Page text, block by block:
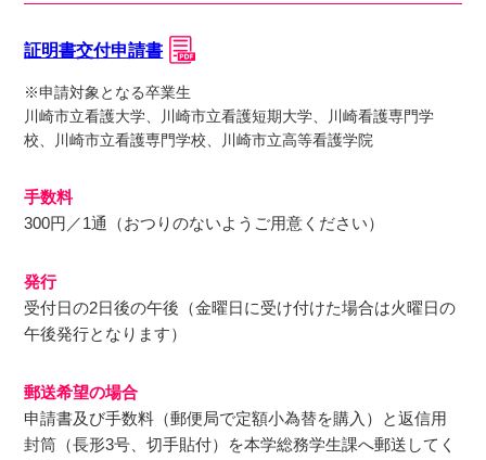
証明書交付申請書
※申請対象となる卒業⽣
川崎市⽴看護⼤学、川崎市⽴看護短期⼤学、川崎看護専⾨学
校、川崎市⽴看護専⾨学校、川崎市⽴⾼等看護学院
⼿数料
300円／1通（おつりのないようご⽤意ください）
発⾏
受付⽇の2⽇後の午後（⾦曜⽇に受け付けた場合は⽕曜⽇の
午後発⾏となります）
郵送希望の場合
申請書及び⼿数料（郵便局で定額⼩為替を購⼊）と返信⽤
封筒（⻑形3号、切⼿貼付）を本学総務学⽣課へ郵送してく